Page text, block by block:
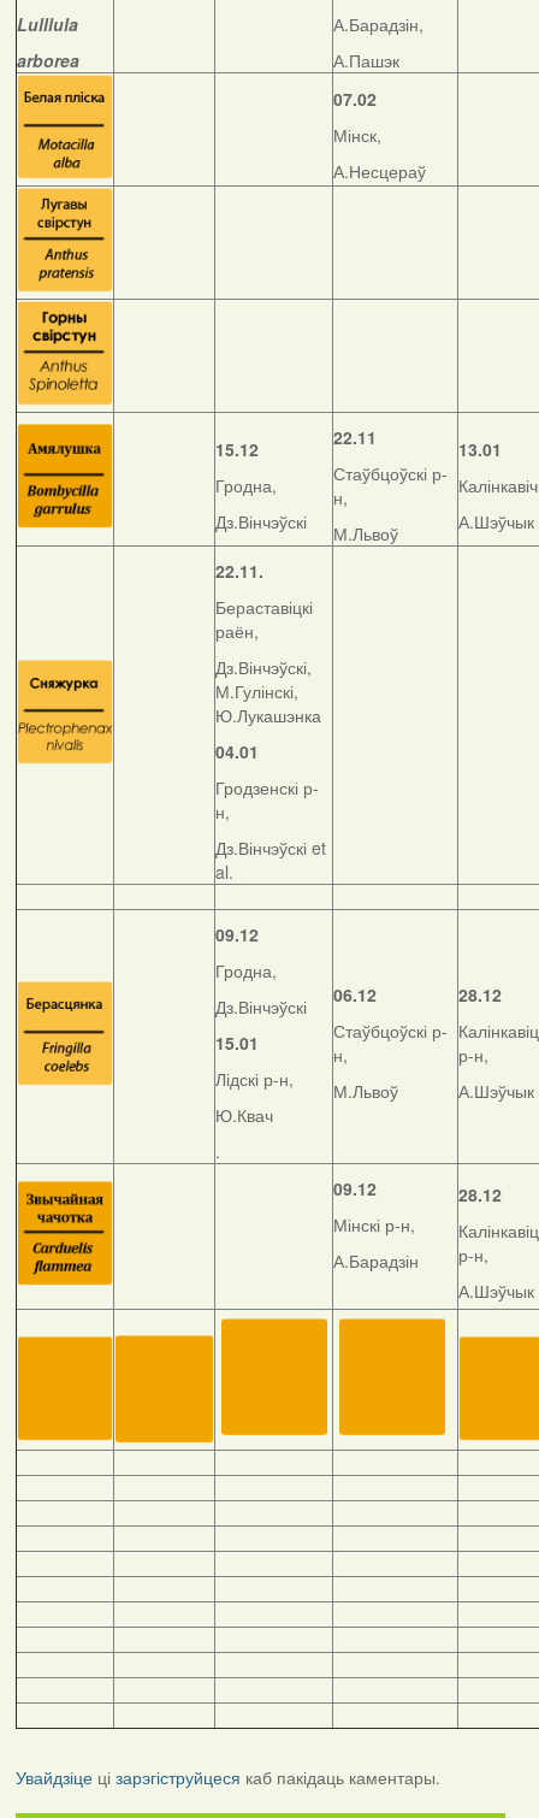
Lulllula
arborea
А.Барадзін,
А.Пашэк
07.02
Мінск,
А.Несцераў
15.12
Гродна,
Дз.Вінчэўскі
22.11
Стаўбцоўскі р-
н,
М.Львоў
13.01
А.Шэўчык
22.11.
Бераставіцкі
раён,
Дз.Вінчэўскі,
М.Гулінскі,
Ю.Лукашэнка
04.01
Гродзенскі р-
н,
Дз.Вінчэўскі et
al.
09.12
Гродна,
Дз.Вінчэўскі
15.01
Лідскі р-н,
Ю.Квач
.
06.12
Стаўбцоўскі р-
н,
М.Львоў
28.12
р-н,
А.Шэўчык
09.12
Мінскі р-н,
А.Барадзін
28.12
р-н,
А.Шэўчык
Увайдзіцеці зарэгіструйцеся каб пакідаць каментары.